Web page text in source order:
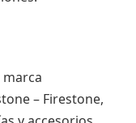
marca
– Firestone,